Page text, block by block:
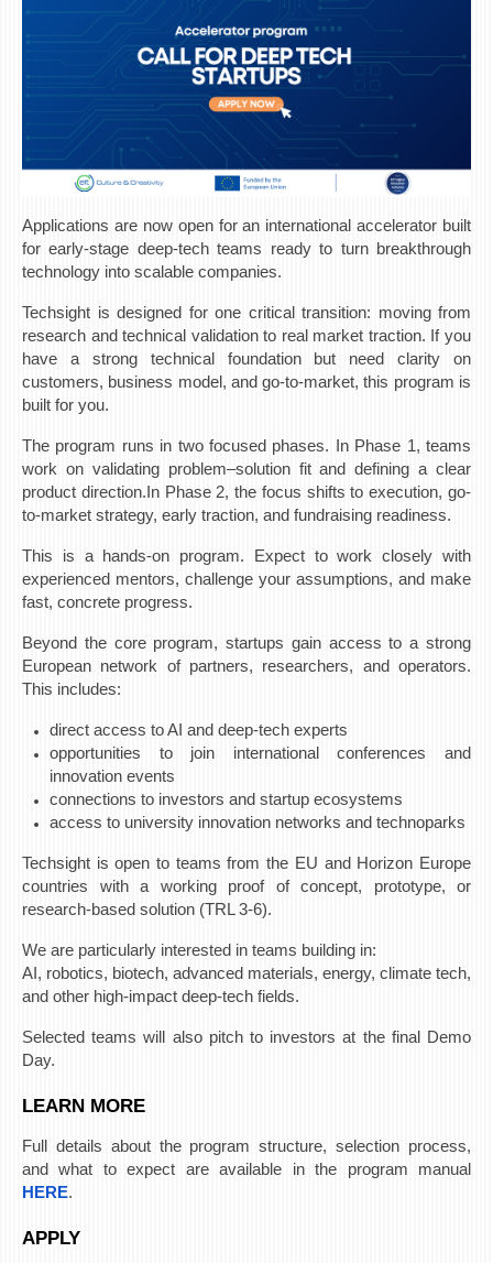
Applications are now open for an international accelerator built
for early-stage deep-tech teams ready to turn breakthrough
technology into scalable companies.
Techsight is designed for one critical transition: moving from
research and technical validation to real market traction. If you
have a strong technical foundation but need clarity on
customers, business model, and go-to-market, this program is
built for you.
The program runs in two focused phases. In Phase 1, teams
work on validating problem–solution fit and defining a clear
product direction.In Phase 2, the focus shifts to execution, go-
to-market strategy, early traction, and fundraising readiness.
This is a hands-on program. Expect to work closely with
experienced mentors, challenge your assumptions, and make
fast, concrete progress.
Beyond the core program, startups gain access to a strong
European network of partners, researchers, and operators.
This includes:
direct access to AI and deep-tech experts
opportunities to join international conferences and
innovation events
connections to investors and startup ecosystems
access to university innovation networks and technoparks
Techsight is open to teams from the EU and Horizon Europe
countries with a working proof of concept, prototype, or
research-based solution (TRL 3-6).
We are particularly interested in teams building in:
AI, robotics, biotech, advanced materials, energy, climate tech,
and other high-impact deep-tech fields.
Selected teams will also pitch to investors at the final Demo
Day.
LEARN MORE
Full details about the program structure, selection process,
and what to expect are available in the program manual
HERE.
APPLY